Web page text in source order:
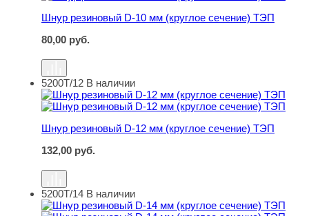
Шнур резиновый D-10 мм (круглое сечение) ТЭП
80,00 руб.
Шнур резиновый D-12 мм (круглое сечение) ТЭП
5200Т/12 В наличии
Шнур резиновый D-12 мм (круглое сечение) ТЭП
132,00 руб.
Шнур резиновый D-14 мм (круглое сечение) ТЭП
5200Т/14 В наличии